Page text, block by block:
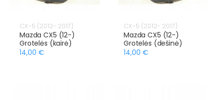
CX-5 (2012- 2017)
Mazda CX5 (12-)
Grotelės (kairė)
14,00 €
CX-5 (2012- 2017)
Mazda CX5 (12-)
Grotelės (dešinė)
14,00 €